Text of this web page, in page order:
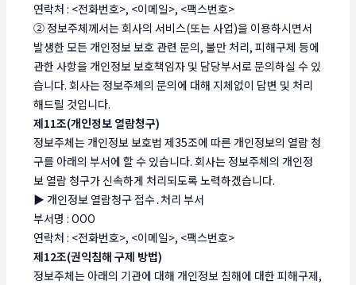
연락처 : <전화번호>, <이메일>, <팩스번호>
② 정보주체께서는 회사의 서비스(또는 사업)을 이용하시면서
발생한 모든 개인정보 보호 관련 문의, 불만 처리, 피해구제 등에
관한 사항을 개인정보 보호책임자 및 담당부서로 문의하실 수 있
습니다. 회사는 정보주체의 문의에 대해 지체없이 답변 및 처리
해드릴 것입니다.
제11조(개인정보 열람청구)
정보주체는 개인정보 보호법 제35조에 따른 개인정보의 열람 청
구를 아래의 부서에 할 수 있습니다. 회사는 정보주체의 개인정
보 열람 청구가 신속하게 처리되도록 노력하겠습니다.
▶ 개인정보 열람청구 접수․처리 부서
부서명 : OOO
연락처 : <전화번호>, <이메일>, <팩스번호>
제12조(권익침해 구제 방법)
정보주체는 아래의 기관에 대해 개인정보 침해에 대한 피해구제,